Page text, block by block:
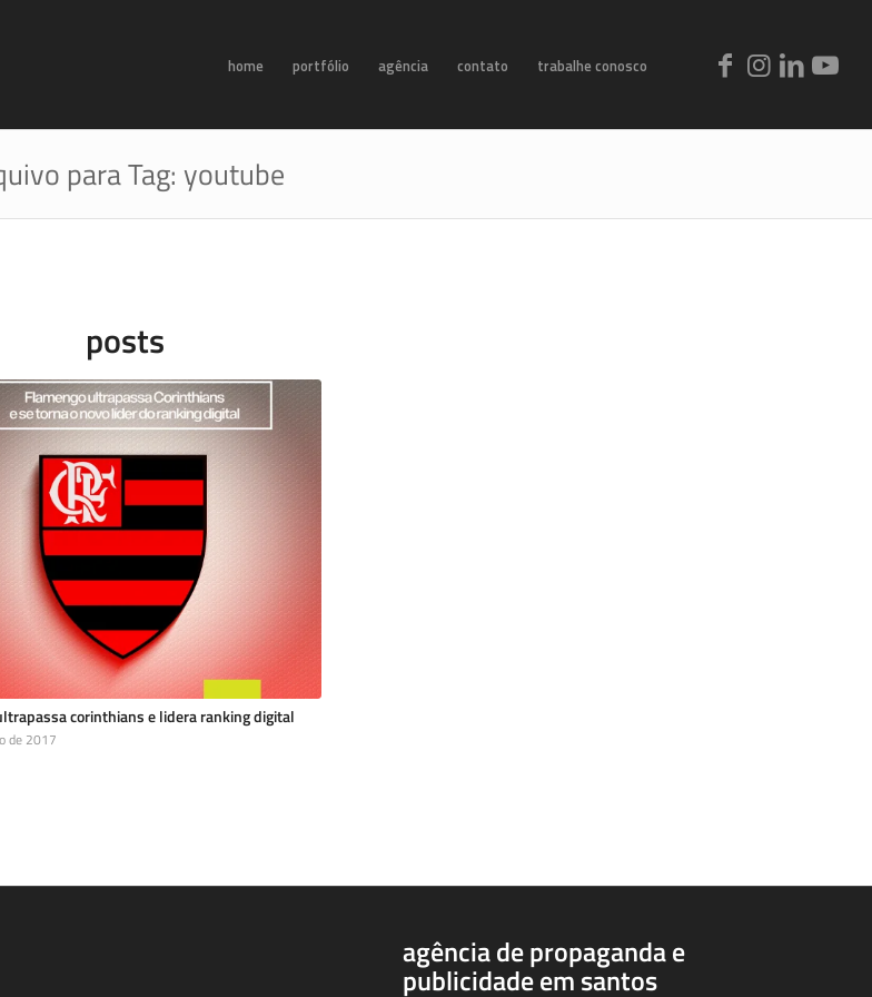
home portfólio agência contato trabalhe conosco
para Tag: youtube
posts
corinthians e lidera ranking digital
de 2017
agência de propaganda e
publicidade em santos